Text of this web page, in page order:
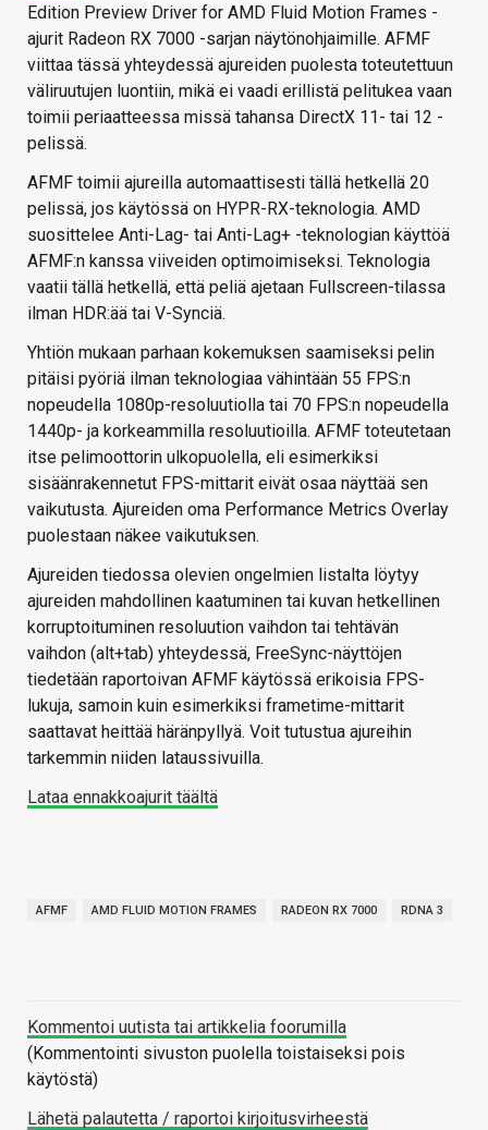
Edition Preview Driver for AMD Fluid Motion Frames -
ajurit Radeon RX 7000 -sarjan näytönohjaimille. AFMF
viittaa tässä yhteydessä ajureiden puolesta toteutettuun
väliruutujen luontiin, mikä ei vaadi erillistä pelitukea vaan
toimii periaatteessa missä tahansa DirectX 11- tai 12 -
pelissä.
AFMF toimii ajureilla automaattisesti tällä hetkellä 20
pelissä, jos käytössä on HYPR-RX-teknologia. AMD
suosittelee Anti-Lag- tai Anti-Lag+ -teknologian käyttöä
AFMF:n kanssa viiveiden optimoimiseksi. Teknologia
vaatii tällä hetkellä, että peliä ajetaan Fullscreen-tilassa
ilman HDR:ää tai V-Synciä.
Yhtiön mukaan parhaan kokemuksen saamiseksi pelin
pitäisi pyöriä ilman teknologiaa vähintään 55 FPS:n
nopeudella 1080p-resoluutiolla tai 70 FPS:n nopeudella
1440p- ja korkeammilla resoluutioilla. AFMF toteutetaan
itse pelimoottorin ulkopuolella, eli esimerkiksi
sisäänrakennetut FPS-mittarit eivät osaa näyttää sen
vaikutusta. Ajureiden oma Performance Metrics Overlay
puolestaan näkee vaikutuksen.
Ajureiden tiedossa olevien ongelmien listalta löytyy
ajureiden mahdollinen kaatuminen tai kuvan hetkellinen
korruptoituminen resoluution vaihdon tai tehtävän
vaihdon (alt+tab) yhteydessä, FreeSync-näyttöjen
tiedetään raportoivan AFMF käytössä erikoisia FPS-
lukuja, samoin kuin esimerkiksi frametime-mittarit
saattavat heittää häränpyllyä. Voit tutustua ajureihin
tarkemmin niiden lataussivuilla.
Lataa ennakkoajurit täältä
AFMF AMD FLUID MOTION FRAMES RADEON RX 7000 RDNA 3
Kommentoi uutista tai artikkelia foorumilla
(Kommentointi sivuston puolella toistaiseksi pois
käytöstä)
Lähetä palautetta / raportoi kirjoitusvirheestä